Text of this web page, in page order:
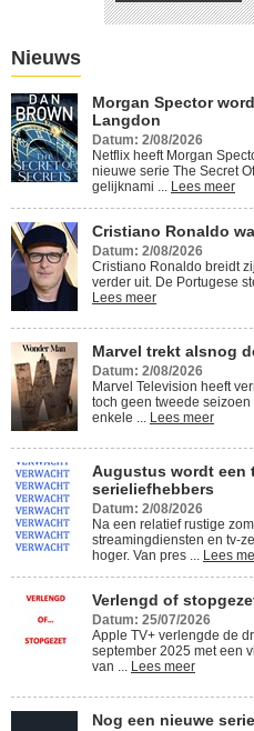
Nieuws
Morgan Spector
Langdon
Datum: 2/08/2026
Netflix heeft Morgan
nieuwe serie The Secret
gelijknami ... Lees meer
Cristiano Ronaldo
Datum: 2/08/2026
Cristiano Ronaldo breidt
verder uit. De Portugese
Lees meer
Marvel trekt alsnog
Datum: 2/08/2026
Marvel Television heeft
toch geen tweede
enkele ... Lees meer
Augustus wordt een
serieliefhebbers
Datum: 2/08/2026
Na een relatief rustige
streamingdiensten en tv-
hoger. Van pres ... Lees
Verlengd of
Datum: 25/07/2026
Apple TV+ verlengde de
september 2025 met een
van ... Lees meer
Nog een nieuwe